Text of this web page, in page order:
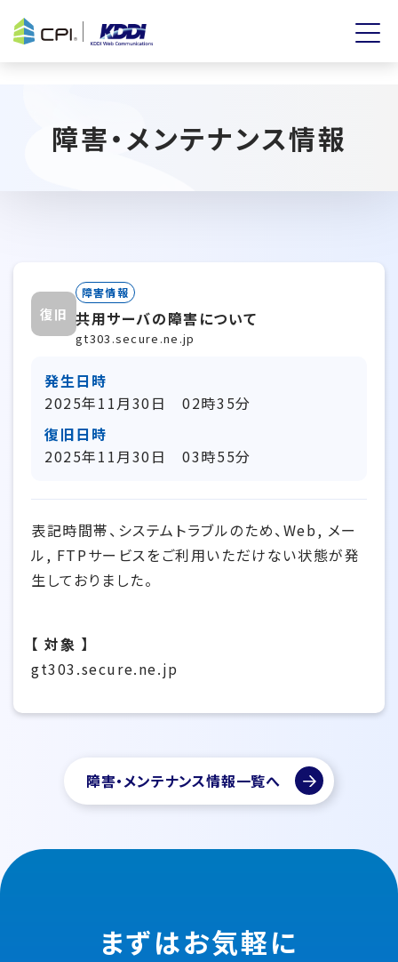
障害・メンテナンス情報
復旧
障害情報
共用サーバの障害について
gt303.secure.ne.jp
発生日時
2025年11月30日 02時35分
復旧日時
2025年11月30日 03時55分
表記時間帯、システムトラブルのため、Web, メー
ル, FTPサービスをご利用いただけない状態が発
生しておりました。
【 対象 】
gt303.secure.ne.jp
障害・メンテナンス情報一覧へ
まずはお気軽に